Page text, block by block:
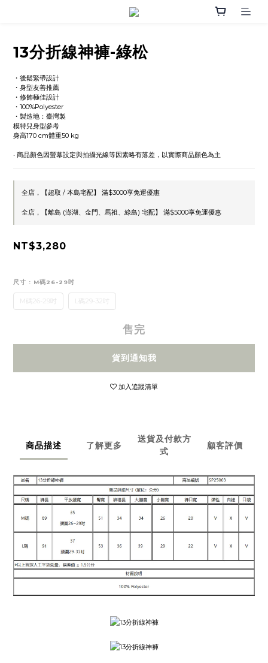
13分折線神褲-綠松
・後鬆緊帶設計
・身型友善推薦
・修飾極佳設計
・100%Polyester
・製造地：臺灣製
模特兒身型參考
身高170 cm體重50 kg
‧ 商品顏色因螢幕設定與拍攝光線等因素略有落差，以實際商品顏色為主
全店，【超取 / 本島宅配】 滿$3000享免運優惠
全店，【離島 (澎湖、金門、馬祖、綠島) 宅配】 滿$5000享免運優惠
NT$3,280
尺寸 : M碼26-29吋
M碼26-29吋 L碼29-32吋
售完
貨到通知我
加入追蹤清單
商品描述 了解更多
送貨及付款方
式
顧客評價